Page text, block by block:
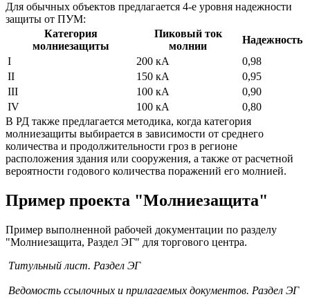
Для обычных объектов предлагается 4-е уровня надежности
защиты от ПУМ:
Категория
молниезащиты
Пиковый ток
молнии
Надежность
I
200 кА
0,98
II
150 кА
0,95
III
100 кА
0,90
IV
100 кА
0,80
В РД также предлагается методика, когда категория
молниезащиты выбирается в зависимости от среднего
количества и продолжительности гроз в регионе
расположения здания или сооружения, а также от расчетной
вероятности годового количества поражений его молнией.
Пример проекта "Молниезащита"
Пример выполненной рабочей документации по разделу
"Молниезащита, Раздел ЭГ" для торгового центра.
Титульный лист. Раздел ЭГ
Ведомость ссылочных и прилагаемых документов. Раздел ЭГ